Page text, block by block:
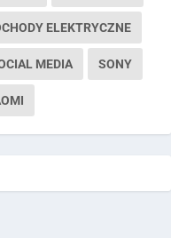
ELEKTRYCZNE
MEDIA SONY